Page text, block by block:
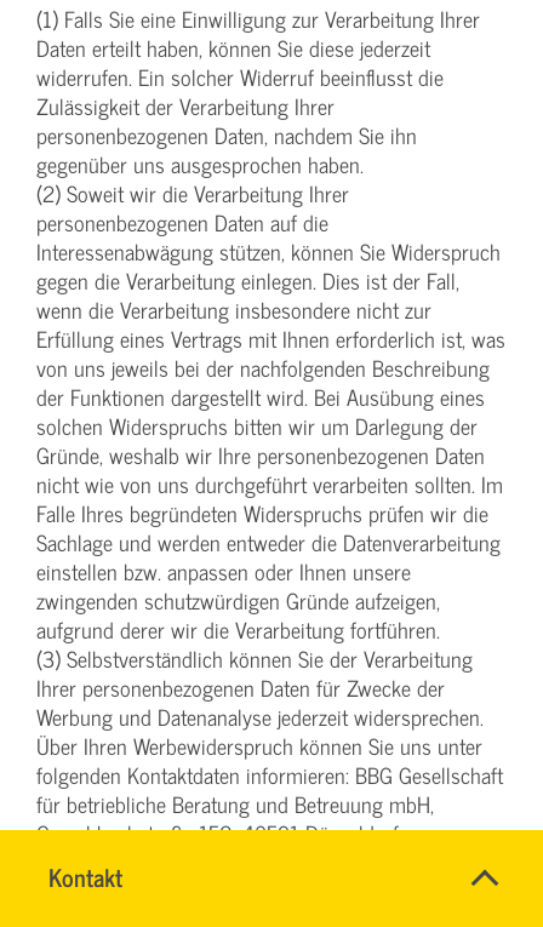
Kontakt
Name*
(1) Falls Sie eine Einwilligung zur Verarbeitung Ihrer
Daten erteilt haben, können Sie diese jederzeit
widerrufen. Ein solcher Widerruf beeinflusst die
Zulässigkeit der Verarbeitung Ihrer
personenbezogenen Daten, nachdem Sie ihn
gegenüber uns ausgesprochen haben.
(2) Soweit wir die Verarbeitung Ihrer
personenbezogenen Daten auf die
Interessenabwägung stützen, können Sie Widerspruch
gegen die Verarbeitung einlegen. Dies ist der Fall,
wenn die Verarbeitung insbesondere nicht zur
Erfüllung eines Vertrags mit Ihnen erforderlich ist, was
von uns jeweils bei der nachfolgenden Beschreibung
der Funktionen dargestellt wird. Bei Ausübung eines
solchen Widerspruchs bitten wir um Darlegung der
Gründe, weshalb wir Ihre personenbezogenen Daten
nicht wie von uns durchgeführt verarbeiten sollten. Im
Falle Ihres begründeten Widerspruchs prüfen wir die
Sachlage und werden entweder die Datenverarbeitung
einstellen bzw. anpassen oder Ihnen unsere
zwingenden schutzwürdigen Gründe aufzeigen,
aufgrund derer wir die Verarbeitung fortführen.
(3) Selbstverständlich können Sie der Verarbeitung
Ihrer personenbezogenen Daten für Zwecke der
Werbung und Datenanalyse jederzeit widersprechen.
Über Ihren Werbewiderspruch können Sie uns unter
folgenden Kontaktdaten informieren: BBG Gesellschaft
für betriebliche Beratung und Betreuung mbH,
Oerschbachstraße 152, 40591 Düsseldorf,
datenschutz@bbg-svg.de.